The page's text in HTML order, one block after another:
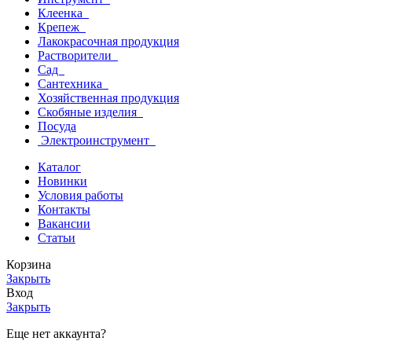
Клеенка
Крепеж
Лакокрасочная продукция
Растворители
Сад
Сантехника
Хозяйственная продукция
Скобяные изделия
Посуда
Электроинструмент
Каталог
Новинки
Условия работы
Контакты
Вакансии
Статьи
Корзина
Закрыть
Вход
Закрыть
Еще нет аккаунта?